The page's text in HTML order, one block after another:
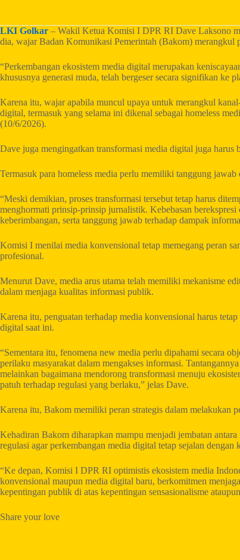
LKI Golkar – Wakil Ketua Komisi I DPR RI Dave Laksono
dia, wajar Badan Komunikasi Pemerintah (Bakom) merangkul
“Perkembangan ekosistem media digital merupakan
khususnya generasi muda, telah bergeser secara signifikan ke
Karena itu, wajar apabila muncul upaya untuk merangkul
digital, termasuk yang selama ini dikenal sebagai homeless
(10/6/2026).
Dave juga mengingatkan transformasi media digital juga
Termasuk para homeless media perlu memiliki tanggung
“Meski demikian, proses transformasi tersebut tetap harus
menghormati prinsip-prinsip jurnalistik. Kebebasan
keberimbangan, serta tanggung jawab terhadap dampak
Komisi I menilai media konvensional tetap memegang peran
profesional.
Menurut Dave, media arus utama telah memiliki mekanisme
dalam menjaga kualitas informasi publik.
Karena itu, penguatan terhadap media konvensional harus
digital saat ini.
“Sementara itu, fenomena new media perlu dipahami secara
perilaku masyarakat dalam mengakses informasi.
melainkan bagaimana mendorong transformasi menuju
patuh terhadap regulasi yang berlaku,” jelas Dave.
Karena itu, Bakom memiliki peran strategis dalam melakukan
Kehadiran Bakom diharapkan mampu menjadi jembatan
regulasi agar perkembangan media digital tetap sejalan dengan
“Ke depan, Komisi I DPR RI optimistis ekosistem media
konvensional maupun media digital baru, berkomitmen
kepentingan publik di atas kepentingan sensasionalisme
Share your love